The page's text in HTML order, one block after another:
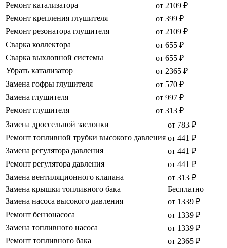
Ремонт катализатора
от 2109 ₽
Ремонт крепления глушителя
от 399 ₽
Ремонт резонатора глушителя
от 2109 ₽
Сварка коллектора
от 655 ₽
Сварка выхлопной системы
от 655 ₽
Убрать катализатор
от 2365 ₽
Замена гофры глушителя
от 570 ₽
Замена глушителя
от 997 ₽
Ремонт глушителя
от 313 ₽
Замена дроссельной заслонки
от 783 ₽
Ремонт топливной трубки высокого давления от 441 ₽
Замена регулятора давления
от 441 ₽
Ремонт регулятора давления
от 441 ₽
Замена вентиляционного клапана
от 313 ₽
Замена крышки топливного бака
Бесплатно
Замена насоса высокого давления
от 1339 ₽
Ремонт бензонасоса
от 1339 ₽
Замена топливного насоса
от 1339 ₽
Ремонт топливного бака
от 2365 ₽